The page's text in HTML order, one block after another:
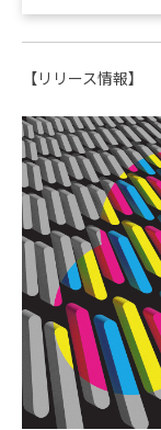
【リリース情報】